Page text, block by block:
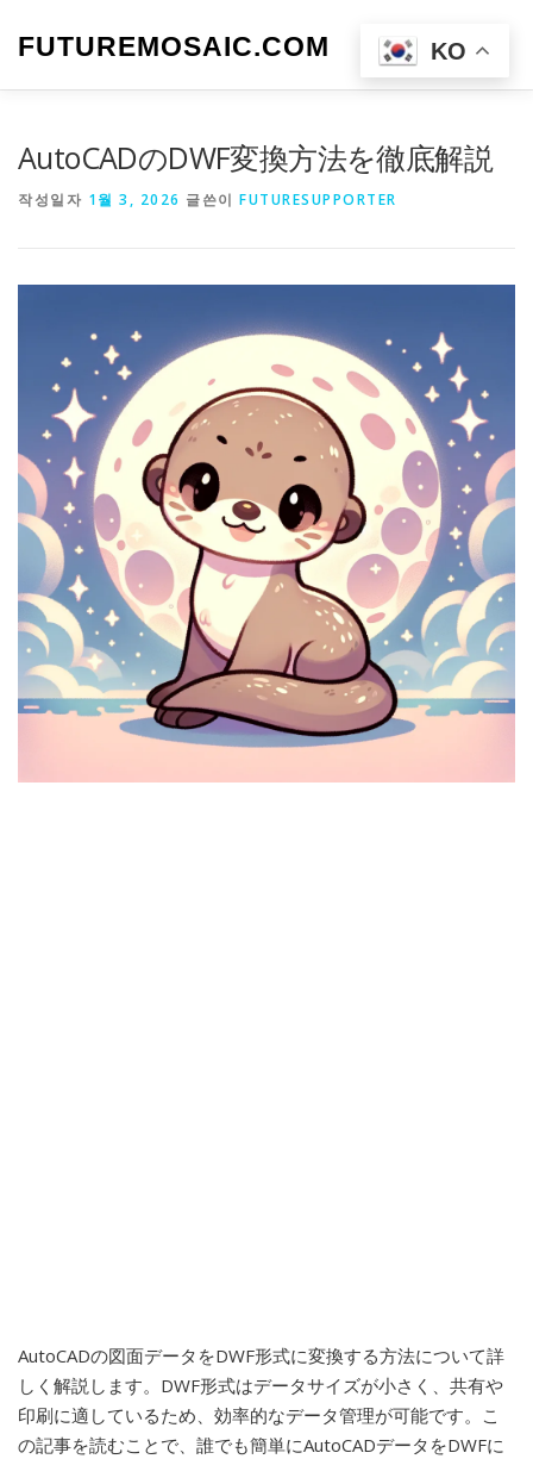
FUTUREMOSAIC.COM 메뉴
AutoCADのDWF変換方法を徹底解説
작성일자 1월 3, 2026 글쓴이 FUTURESUPPORTER
AutoCADの図面データをDWF形式に変換する方法について詳
しく解説します。DWF形式はデータサイズが小さく、共有や
印刷に適しているため、効率的なデータ管理が可能です。こ
の記事を読むことで、誰でも簡単にAutoCADデータをDWFに
KO